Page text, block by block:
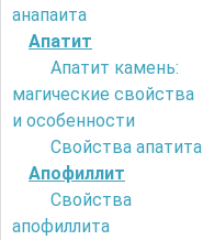
анапаита
Апатит
Апатит камень:
магические свойства
и особенности
Свойства апатита
Апофиллит
Свойства
апофиллита